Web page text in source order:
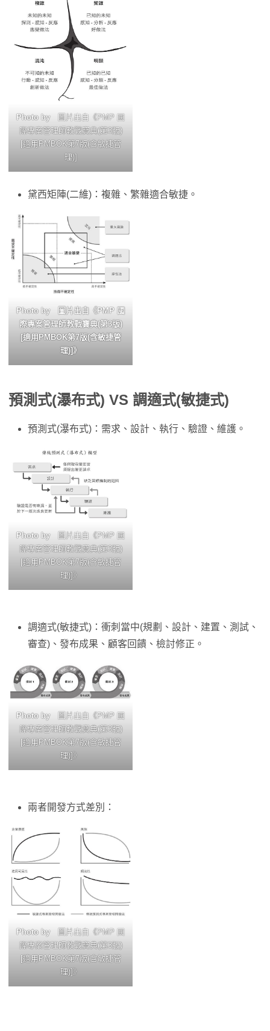
Photo by
圖片出自《PMP 國
際專案管理師教戰寶典(第3版)
[適用PMBOK第7版(含敏捷管
理)]
黛西矩陣(二維)：複雜、繁雜適合敏捷。
Photo by 圖片出自《PMP 國
際專案管理師教戰寶典(第3版)
[適用PMBOK第7版(含敏捷管
理)]》
預測式(瀑布式) VS 調適式(敏捷式)
預測式(瀑布式)：需求、設計、執行、驗證、維護。
Photo by
圖片出自《PMP 國
際專案管理師教戰寶典(第3版)
[適用PMBOK第7版(含敏捷管
理)]》
調適式(敏捷式)：衝刺當中(規劃、設計、建置、測試、
審查)、發布成果、顧客回饋、檢討修正。
Photo by
圖片出自《PMP 國
際專案管理師教戰寶典(第3版)
[適用PMBOK第7版(含敏捷管
理)]》
兩者開發方式差別：
Photo by
圖片出自《PMP 國
際專案管理師教戰寶典(第3版)
[適用PMBOK第7版(含敏捷管
理)]》